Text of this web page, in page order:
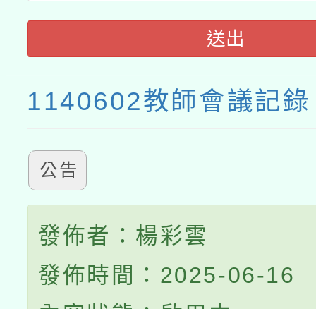
送出
1140602教師會議記錄
公告
發佈者：楊彩雲
發佈時間：2025-06-16